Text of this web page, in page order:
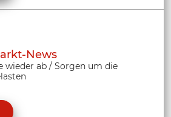
News
wieder ab / Sorgen um die